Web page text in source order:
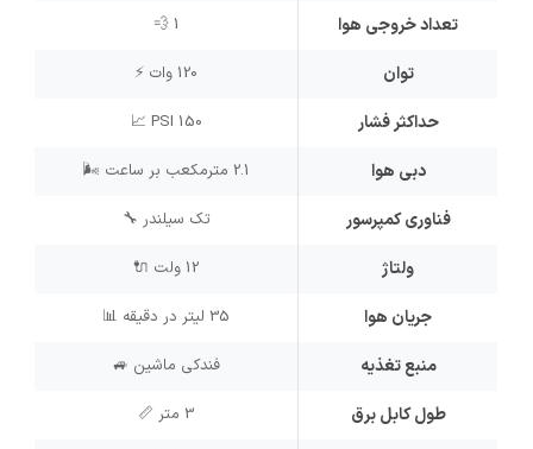
تعداد خروجی هوا 1 💨
توان 120 وات ⚡
حداکثر فشار 150 PSI 📈
دبی هوا 2.1 مترمکعب بر ساعت 🌬️
فناوری کمپرسور تک سیلندر 🔧
ولتاژ 12 ولت 🔌
جریان هوا 35 لیتر در دقیقه 📊
منبع تغذیه فندکی ماشین 🚙
طول کابل برق 3 متر 📏